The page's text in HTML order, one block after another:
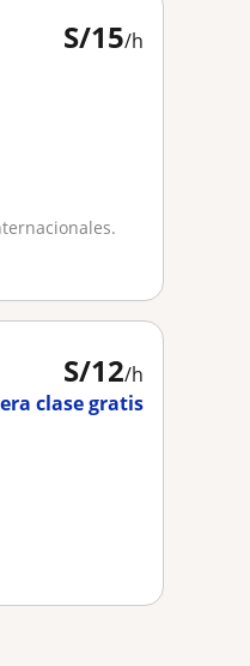
S/15/h
S/12/h
clase gratis